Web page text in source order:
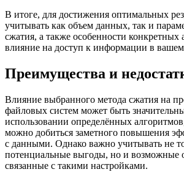
В итоге, для достижения оптимальных
учитывать как объем данных, так и
сжатия, а также особенности конкретных
влияние на доступ к информации в
Преимущества и
Влияние выбранного метода сжатия на
файловых систем может быть
использовании определённых
можно добиться заметного повышения
с данными. Однако важно учитывать не
потенциальные выгоды, но и возможные
связанные с такими настройками.